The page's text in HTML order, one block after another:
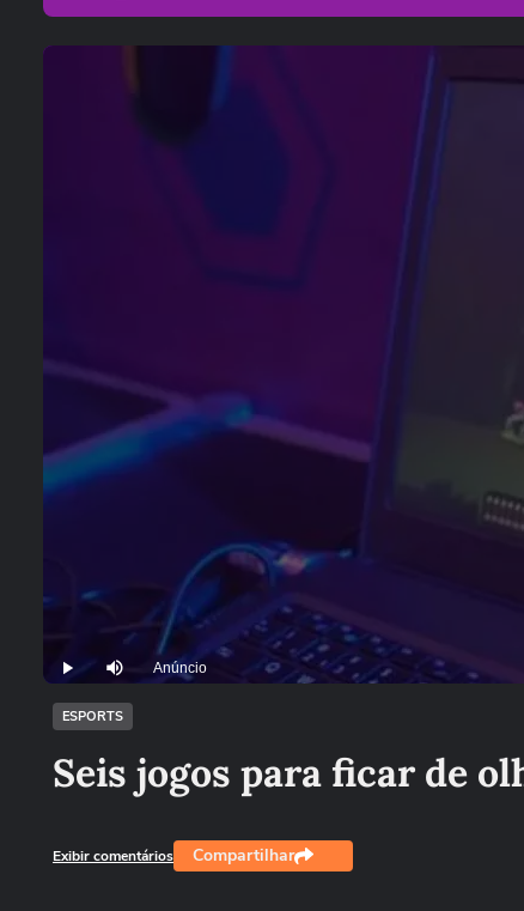
Play Mutar Anúncio
ESPORTS
Seis jogos para ficar de
Exibir comentários Compartilhar